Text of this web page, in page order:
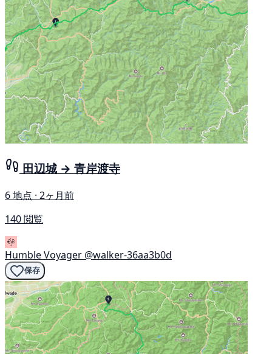
田辺城 → 青岸渡寺
6 地点 · 2ヶ月前
140 閲覧
Humble Voyager @walker-36aa3b0d
保存